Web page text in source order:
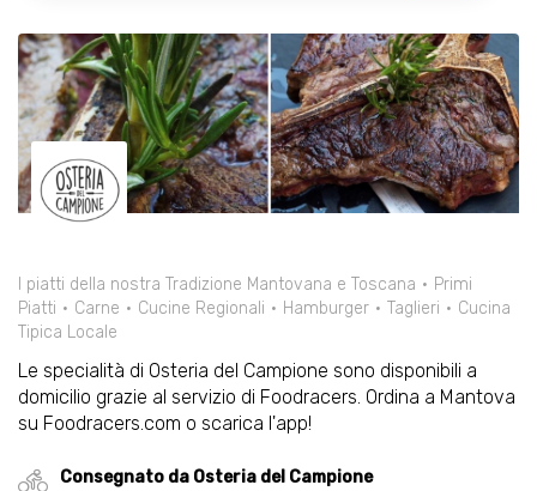
I piatti della nostra Tradizione Mantovana e Toscana
Primi
Piatti
Carne Cucine Regionali Hamburger Taglieri
Cucina
Tipica Locale
Le specialità di Osteria del Campione sono disponibili a
domicilio grazie al servizio di Foodracers. Ordina a Mantova
su Foodracers.com o scarica l'app!
Consegnato da Osteria del Campione